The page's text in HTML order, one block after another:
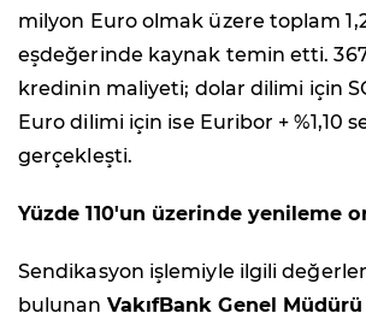
milyon Euro olmak üzere toplam
eşdeğerinde kaynak temin etti.
kredinin maliyeti; dolar dilimi için
Euro dilimi için ise Euribor + %1,10
gerçekleşti.
Yüzde 110'un üzerinde yenileme
Sendikasyon işlemiyle ilgili
bulunan VakıfBank Genel